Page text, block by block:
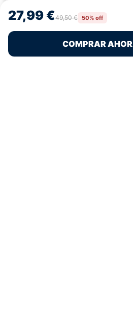
retirar el consentimiento, puede afectar
características y funciones.
Rechazar
Política de CookiesPolítica de
27,99 €49,50 € 50% off
COMPRAR
Pagos 100% Seguros
★★★★★